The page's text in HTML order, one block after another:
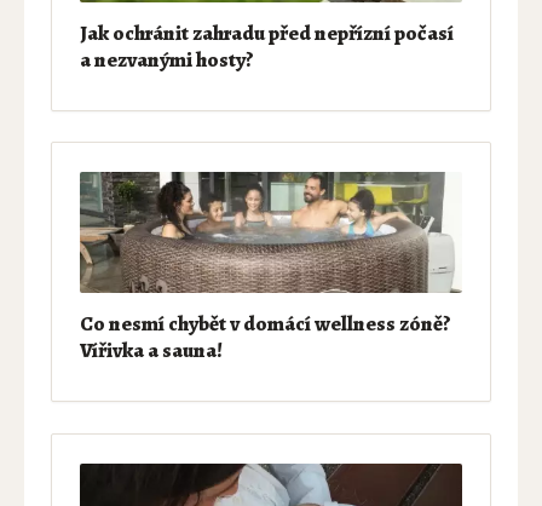
Jak ochránit zahradu před nepřízní počasí
a nezvanými hosty?
Co nesmí chybět v domácí wellness zóně?
Vířivka a sauna!